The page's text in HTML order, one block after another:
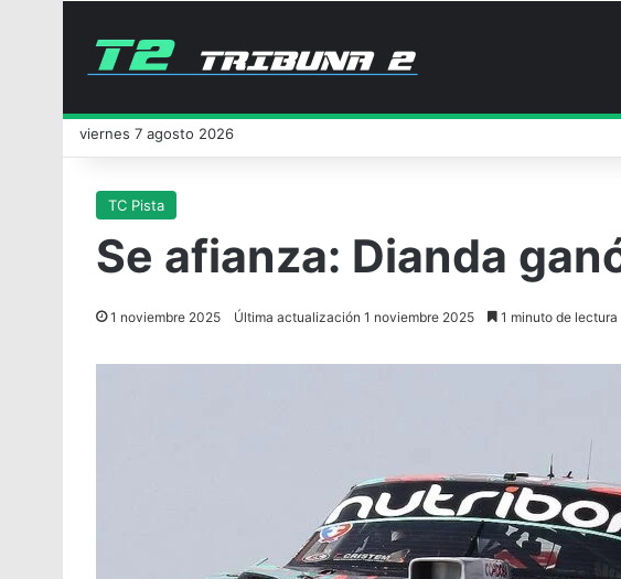
viernes 7 agosto 2026
TC Pista
Se afianza: Dianda
1 noviembre 2025 Última actualización 1 noviembre 2025 1 minuto de lectura